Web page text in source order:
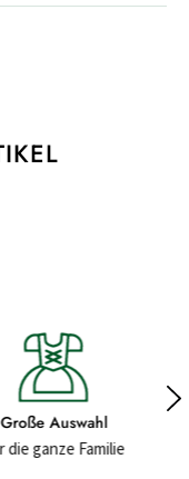
Hochwertige Materialien
Für ein gutes Gefühl